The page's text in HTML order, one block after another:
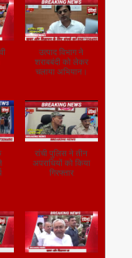
उत्पाद विभाग ने
शराबबंदी को लेकर
चलाया अभियान।
रांची पुलिस ने तीन
अपराधियों को किया
गिरफ्तार